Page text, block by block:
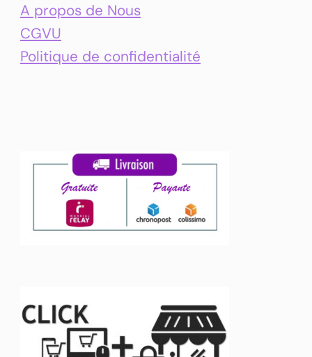
A propos de Nous
CGVU
Politique de confidentialité